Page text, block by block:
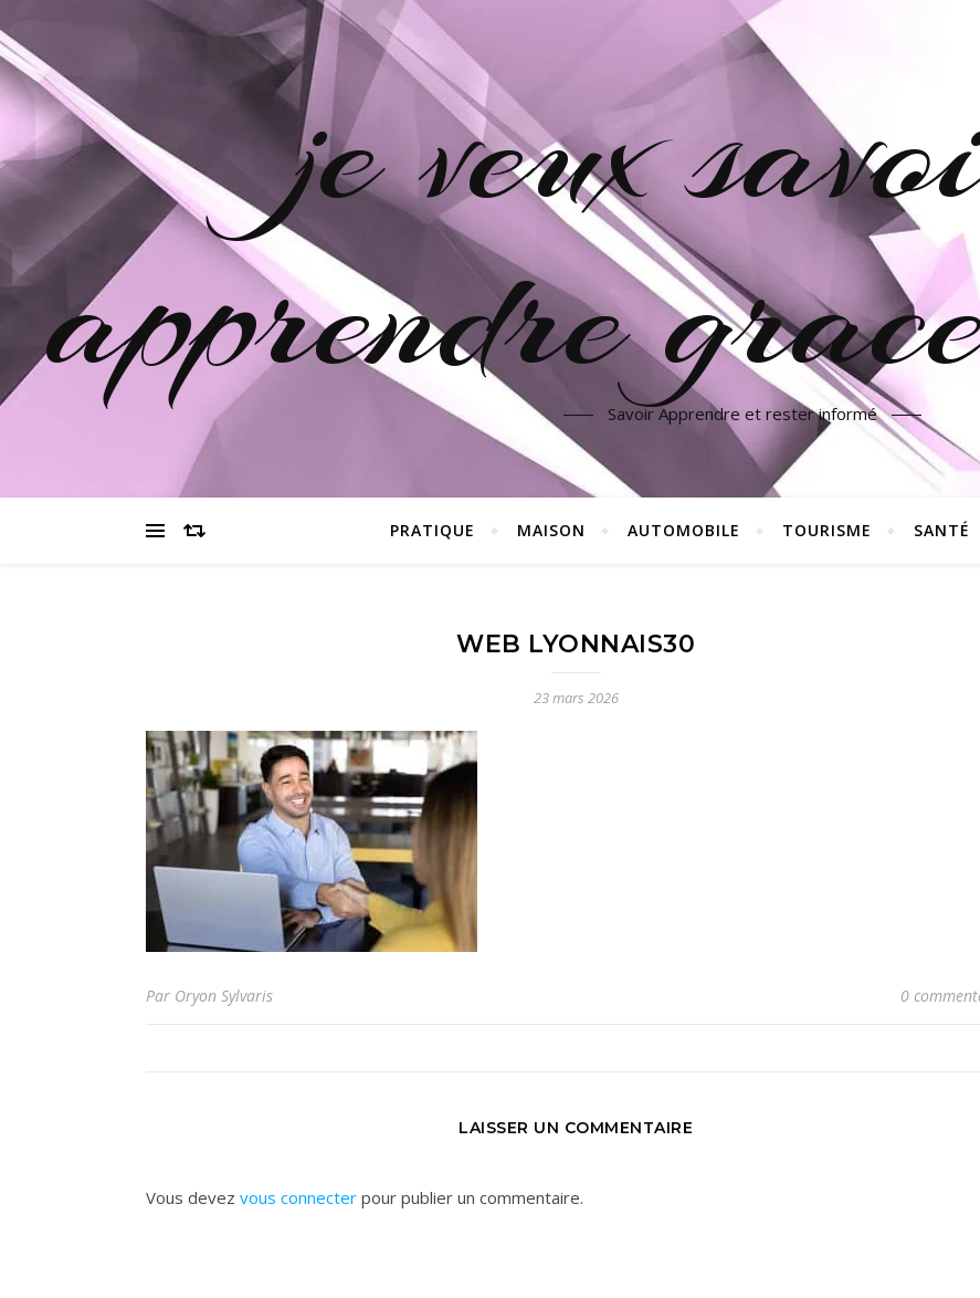
je veux
apprendreSavoir Apprendre et rester informé
PRATIQUE MAISON AUTOMOBILE TOURISME SANTÉ
WEB LYONNAIS30
23 mars 2026
Par Oryon Sylvaris 0
LAISSER UN COMMENTAIRE
Vous devez vous connecter pour publier un commentaire.